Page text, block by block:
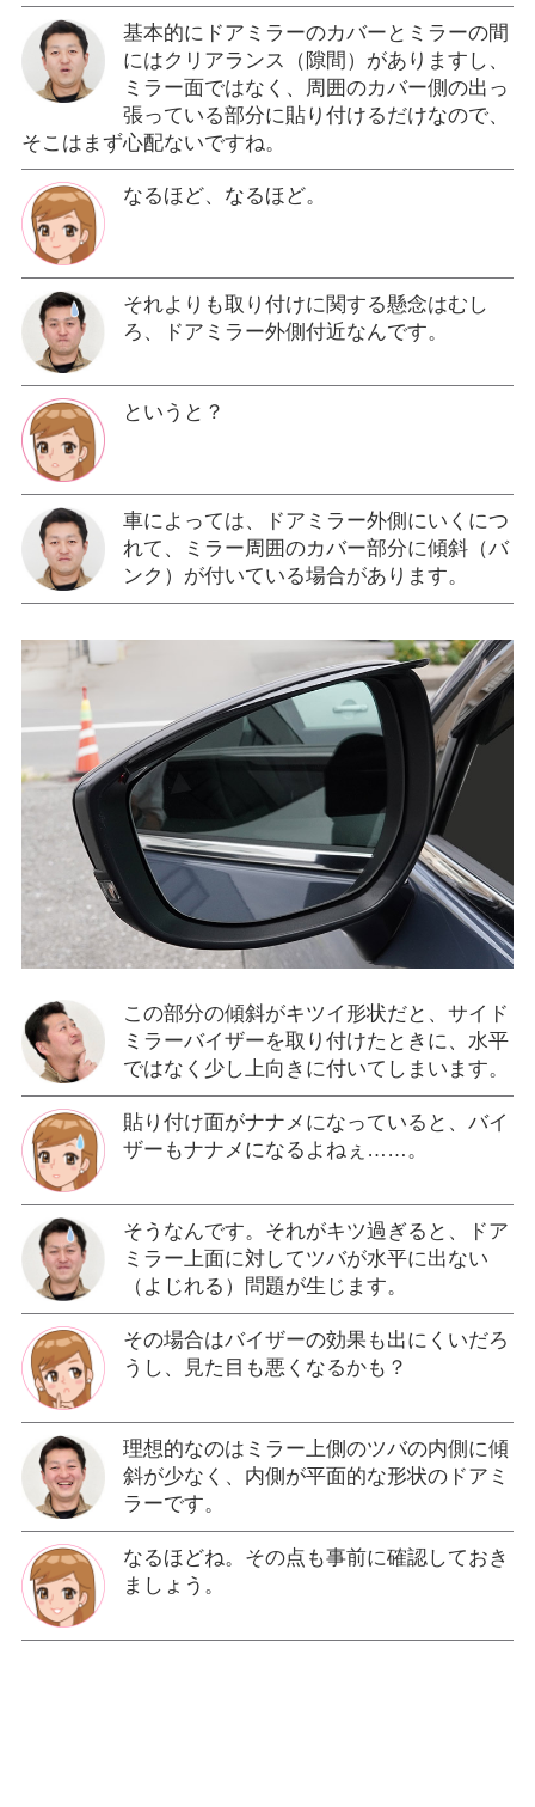
基本的にドアミラーのカバーとミラーの間
にはクリアランス（隙間）がありますし、
ミラー面ではなく、周囲のカバー側の出っ
張っている部分に貼り付けるだけなので、
そこはまず心配ないですね。
なるほど、なるほど。
それよりも取り付けに関する懸念はむし
ろ、ドアミラー外側付近なんです。
というと？
車によっては、ドアミラー外側にいくにつ
れて、ミラー周囲のカバー部分に傾斜（バ
ンク）が付いている場合があります。
この部分の傾斜がキツイ形状だと、サイド
ミラーバイザーを取り付けたときに、水平
ではなく少し上向きに付いてしまいます。
貼り付け面がナナメになっていると、バイ
ザーもナナメになるよねぇ……。
そうなんです。それがキツ過ぎると、ドア
ミラー上面に対してツバが水平に出ない
（よじれる）問題が生じます。
その場合はバイザーの効果も出にくいだろ
うし、見た目も悪くなるかも？
理想的なのはミラー上側のツバの内側に傾
斜が少なく、内側が平面的な形状のドアミ
ラーです。
なるほどね。その点も事前に確認しておき
ましょう。